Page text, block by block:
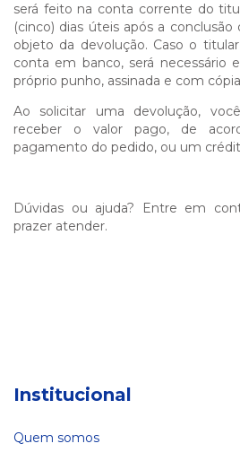
será feito na conta corrente do
(cinco) dias úteis após a conclusão
objeto da devolução. Caso o
conta em banco, será necessário
próprio punho, assinada e com
Ao solicitar uma devolução,
receber o valor pago, de
pagamento do pedido, ou um
Dúvidas ou ajuda? Entre em
prazer atender.
Institucional
Quem somos